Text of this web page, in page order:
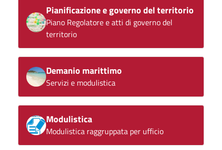
Pianificazione e governo del territorio
Piano Regolatore e atti di governo del
territorio
Demanio marittimo
Servizi e modulistica
Modulistica
Modulistica raggruppata per ufficio